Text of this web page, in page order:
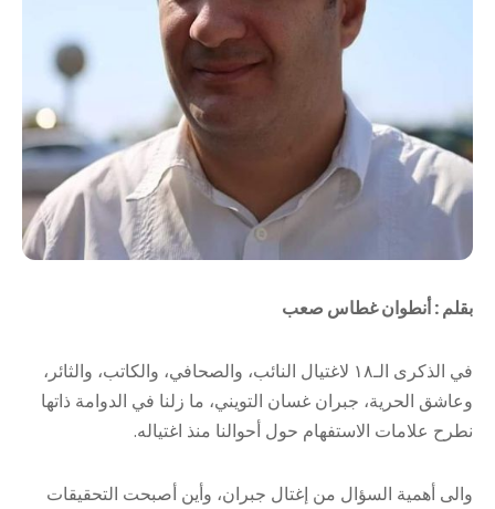
بقلم : أنطوان غطاس صعب
في
الذكرى الـ١٨ لاغتيال النائب، والصحافي، والكاتب، والثائر،
وعاشق الحرية، جبران غسان التويني، ما زلنا في الدوامة ذاتها
نطرح علامات الاستفهام حول أحوالنا منذ اغتياله.
والى أهمية السؤال من إغتال جبران، وأين أصبحت التحقيقات